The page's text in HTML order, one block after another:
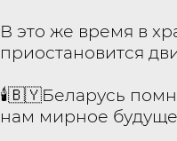
В это же время в
приостановится
🕯🇧🇾Беларусь
нам мирное